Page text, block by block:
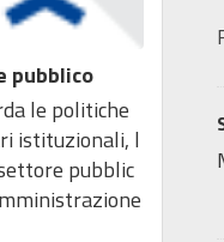
pubblico
le politiche
istituzionali, l
pubblic